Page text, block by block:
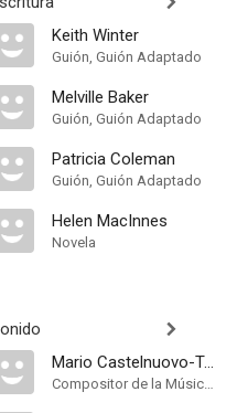
Keith Winter
Guión, Guión Adaptado
Melville Baker
Guión, Guión Adaptado
Patricia Coleman
Guión, Guión Adaptado
Helen MacInnes
Novela
Mario Castelnuovo-Tedesco
Compositor de la Música Original